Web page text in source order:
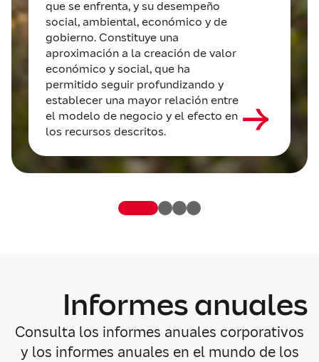
que se enfrenta, y su desempeño
social, ambiental, económico y de
gobierno. Constituye una
aproximación a la creación de valor
económico y social, que ha
permitido seguir profundizando y
establecer una mayor relación entre
el modelo de negocio y el efecto en
los recursos descritos.
Informes anuales
Consulta los informes anuales corporativos
y los informes anuales en el mundo de los